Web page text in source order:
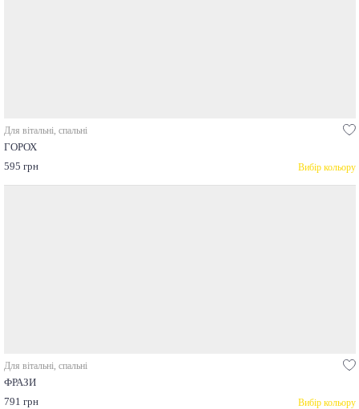
Для вітальні, спальні
ГОРОХ
595 грн
Вибір кольору
Для вітальні, спальні
ФРАЗИ
791 грн
Вибір кольору